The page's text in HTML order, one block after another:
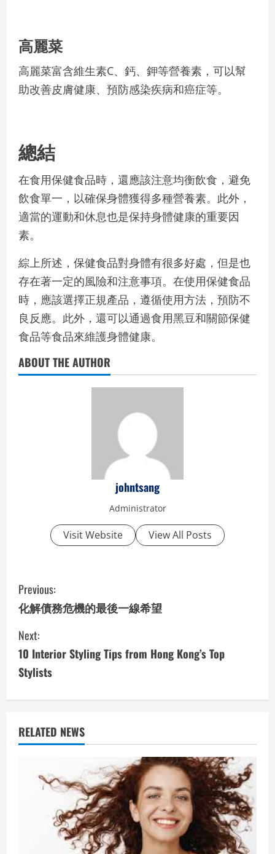
高麗菜
高麗菜富含維生素C、鈣、鉀等營養素，可以幫
助改善皮膚健康、預防感染疾病和癌症等。
總結
在食用保健食品時，還應該注意均衡飲食，避免
飲食單一，以確保身體獲得多種營養素。此外，
適當的運動和休息也是保持身體健康的重要因
素。
綜上所述，保健食品對身體有很多好處，但是也
存在著一定的風險和注意事項。在使用保健食品
時，應該選擇正規產品，遵循使用方法，預防不
良反應。此外，還可以通過食用黑豆和關節保健
食品等食品來維護身體健康。
ABOUT THE AUTHOR
johntsang
Administrator
Visit Website View All Posts
C
o
n
t
i
u
Previous:
化解債務危機的最後一線希望
Next:
10 Interior Styling Tips from Hong Kong’s Top
Stylists
RELATED NEWS